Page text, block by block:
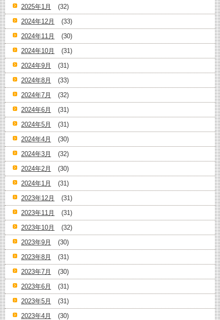
2025年1月
(32)
2024年12月
(33)
2024年11月
(30)
2024年10月
(31)
2024年9月
(31)
2024年8月
(33)
2024年7月
(32)
2024年6月
(31)
2024年5月
(31)
2024年4月
(30)
2024年3月
(32)
2024年2月
(30)
2024年1月
(31)
2023年12月
(31)
2023年11月
(31)
2023年10月
(32)
2023年9月
(30)
2023年8月
(31)
2023年7月
(30)
2023年6月
(31)
2023年5月
(31)
2023年4月
(30)